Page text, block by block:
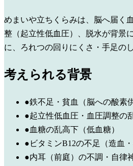
めまいや立ちくらみは、脳へ届く
整（起立性低血圧）、脱水が背景
に、ろれつの回りにくさ・手足の
考えられる背景
●鉄不足・貧血（脳への酸素
●起立性低血圧・血圧調整の
●血糖の乱高下（低血糖）
● ビタミンB12の不足（造血
●内耳（前庭）の不調・自律